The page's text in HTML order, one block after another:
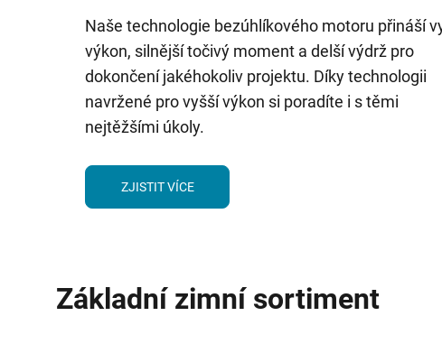
Naše technologie bezúhlíkového motoru přináší
výkon, silnější točivý moment a delší výdrž pro
dokončení jakéhokoliv projektu. Díky technologii
navržené pro vyšší výkon si poradíte i s těmi
nejtěžšími úkoly.
ZJISTIT VÍCE
Základní zimní sortiment